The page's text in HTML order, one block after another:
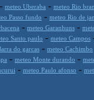
- meteo Uberaba - meteo Rio
Passo fundo - meteo Rio de
- meteo Garanhuns -
Santo paulo - meteo Campos
do garcas - meteo Cachimbo
- meteo Monte durando -
- meteo Paulo afonso -